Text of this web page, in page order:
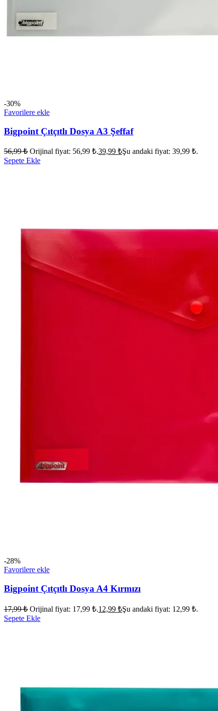
-30%
Favorilere ekle
Bigpoint Çıtçıtlı Dosya A3 Şeffaf
56,99₺ Orijinal fiyat: 56,99 ₺.39,99 ₺Şu andaki fiyat: 39,99 ₺.
Sepete Ekle
-28%
Favorilere ekle
Bigpoint Çıtçıtlı Dosya A4 Kırmızı
17,99₺ Orijinal fiyat: 17,99 ₺.12,99 ₺Şu andaki fiyat: 12,99 ₺.
Sepete Ekle